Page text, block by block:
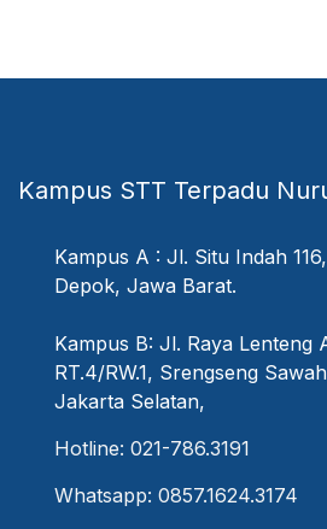
Kampus STT Terpadu
Kampus A : Jl. Situ Indah
Depok, Jawa Barat.
Kampus B: Jl. Raya Lenteng
RT.4/RW.1, Srengseng
Jakarta Selatan,
Hotline: 021-786.3191
Whatsapp: 0857.1624.3174